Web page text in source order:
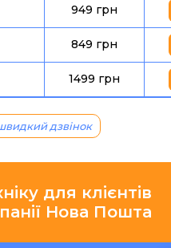
949 грн
849 грн
1499 грн
дзвінок
для клієнтів
Нова Пошта